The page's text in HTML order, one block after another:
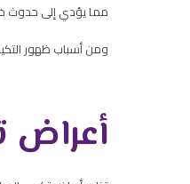
مما يؤدي إلى حدوث
ومن أسباب ظهور
أعراض